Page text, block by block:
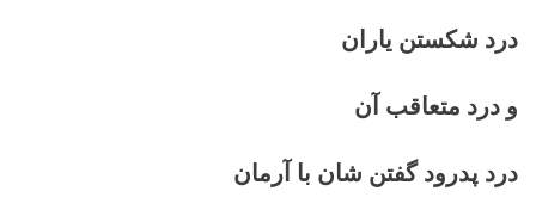
درد شكستن ياران
و درد متعاقب آن
درد پدرود گفتن شان با آرمان